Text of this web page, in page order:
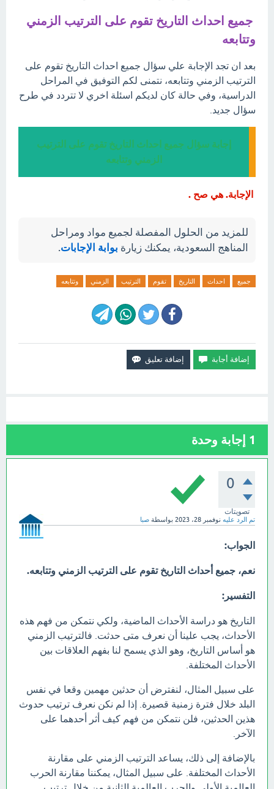
جميع احداث التاريخ تقوم على الترتيب الزمني
وتتابعه
بعد ان تجد الإجابة علي سؤال جميع احداث التاريخ تقوم على
الترتيب الزمني وتتابعه، نتمنى لكم التوفيق في المراحل
الدراسية، وفي حالة كان لديكم اسئلة اخري لا تتردد في طرح
سؤال جديد.
إجابة سؤال جميع احداث التاريخ تقوم على الترتيب
الزمني وتتابعه
الإجابة. هي صح .
للمزيد من الحلول المفصلة لجميع مواد ومراحل
المناهج السعودية، يمكنك زيارة بوابة الإجابات.
جميع احداث التاريخ تقوم الترتيب الزمني وتتابعه
1 إجابة وحدة
0
تصويتات
تم الرد عليه نوفمبر 28، 2023 بواسطة صبا
الجواب:
نعم، جميع أحداث التاريخ تقوم على الترتيب الزمني وتتابعه.
التفسير:
التاريخ هو دراسة الأحداث الماضية، ولكي نتمكن من فهم هذه
الأحداث، يجب علينا أن نعرف متى حدثت. فالترتيب الزمني
هو أساس التاريخ، وهو الذي يسمح لنا بفهم العلاقات بين
الأحداث المختلفة.
على سبيل المثال، لنفترض أن حدثين مهمين وقعا في نفس
البلد خلال فترة زمنية قصيرة. إذا لم نكن نعرف ترتيب حدوث
هذين الحدثين، فلن نتمكن من فهم كيف أثر أحدهما على
الآخر.
بالإضافة إلى ذلك، يساعد الترتيب الزمني على مقارنة
الأحداث المختلفة. على سبيل المثال، يمكننا مقارنة الحرب